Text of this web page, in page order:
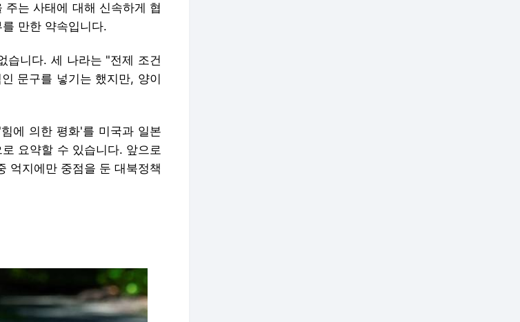
는 사태에 대해 신속하게 협
만한 약속입니다.
습니다. 세 나라는 "전제 조건
문구를 넣기는 했지만, 양이
에 의한 평화'를 미국과 일본
요약할 수 있습니다. 앞으로
억지에만 중점을 둔 대북정책